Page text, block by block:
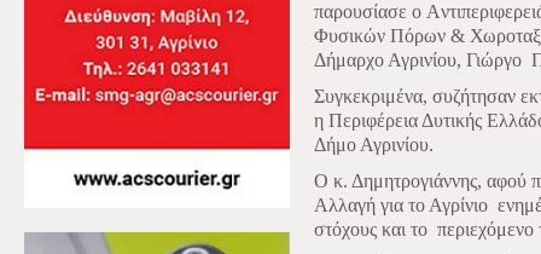
παρουσίασε ο
Φυσικών Πόρων &
Δήμαρχο Αγρινίου, Γιώργο
Συγκεκριμένα, συζήτησαν
η Περιφέρεια Δυτικής
Δήμο Αγρινίου.
Ο κ. Δημητρογιάννης, αφού
Αλλαγή για το Αγρίνιο
στόχους και το περιεχόμενο